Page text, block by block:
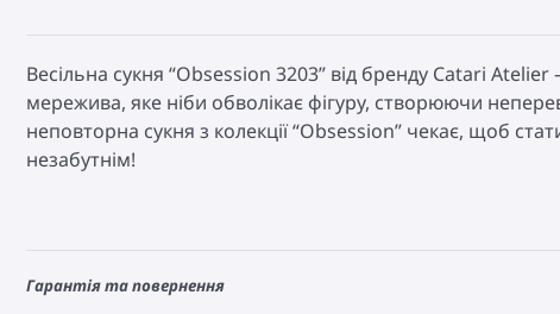
Весільна сукня “Obsession 3203” від бренду Catari
мережива, яке ніби обволікає фігуру, створюючи
неповторна сукня з колекції “Obsession” чекає, щоб
незабутнім!
Гарантія та повернення